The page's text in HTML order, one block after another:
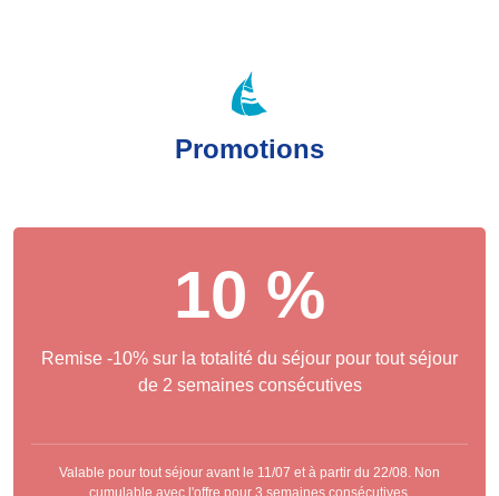
Promotions
10 %
Remise -10% sur la totalité du séjour pour tout séjour
de 2 semaines consécutives
Valable pour tout séjour avant le 11/07 et à partir du 22/08. Non
cumulable avec l'offre pour 3 semaines consécutives.